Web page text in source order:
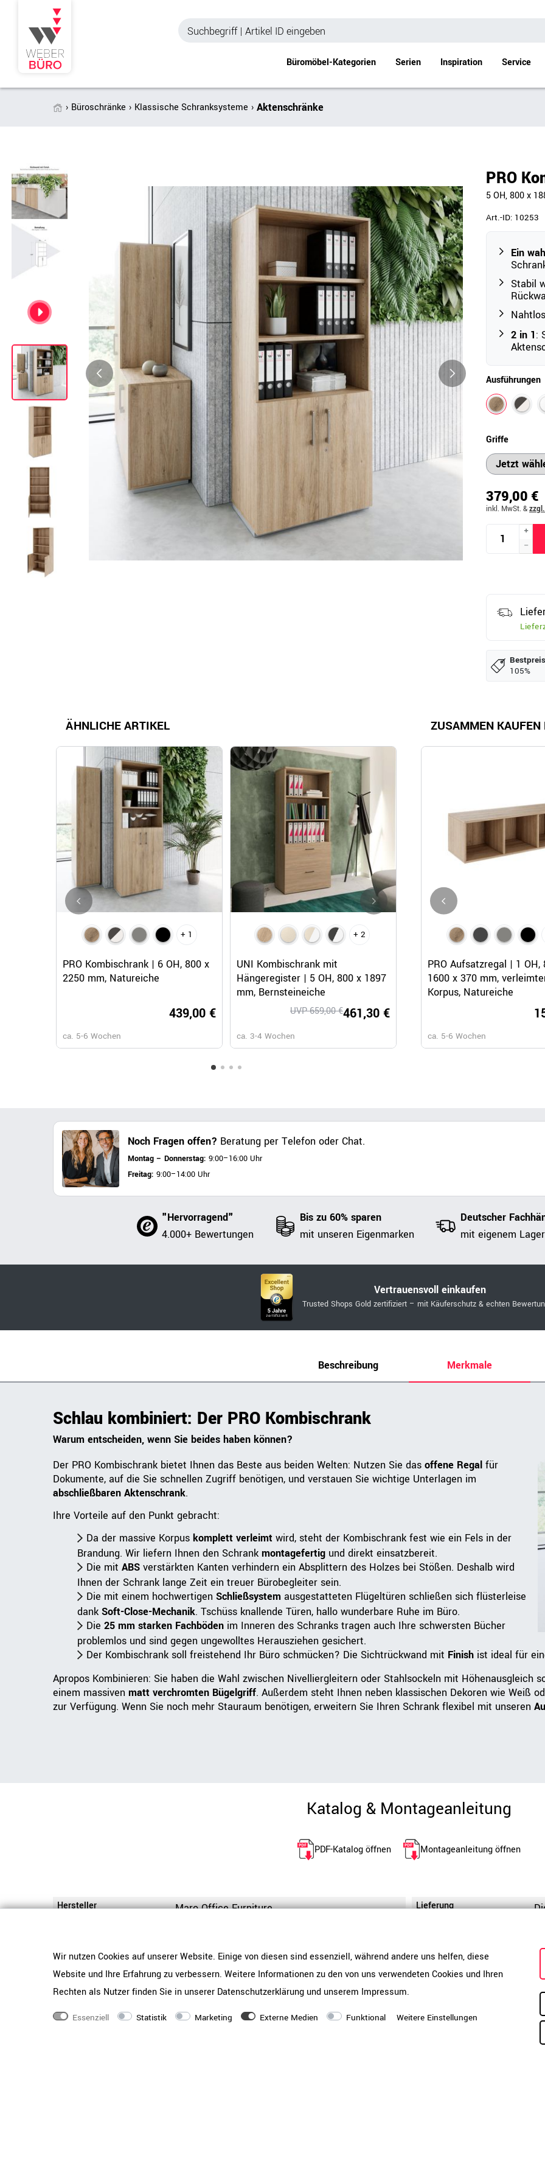
Büromöbel-Kategorien
Tischtrennwände
Akustik Deckensegel &
Wandpaneele
Regalschränke
Büro Schrankwände
Spinde
Garderoben
Zubehör
Stehtische
Besprechungstische
Tischgestelle
Schreibtischplatten
Anbautische & Zubehör
Standcontainer
Rollcontainer
Büromöbel-Sets
Einzelarbeitsplätze
Chefbüros
Gruppenarbeitsplätze
Outdoor
Ampelschirme
Abdeckhauben & Zubehör
Serien Inspiration Service
Büroschränke Klassische Schranksysteme Aktenschränke
PRO
5 OH, 800 x
Art.-ID: 10253
Ein
Stabil
2 in 1:
Ausführungen
Griffe
379,00 €
inkl. MwSt. &
105%
ÄHNLICHE ARTIKEL
+ 1
PRO Kombischrank | 6 OH, 800 x
2250 mm, Natureiche
439,00 €
ca. 5-6 Wochen
+ 2
UNI Kombischrank mit
Hängeregister | 5 OH, 800 x 1897
mm, Bernsteineiche
461,30 €
UVP 659,00 €
ca. 3-4 Wochen
+ 1
PRO Kombischrank | 4 OH,
1510 mm, Natureiche
ca. 5-6 Wochen
ZUSAMMEN
PRO Aufsatzregal | 1 OH,
1600 x 370 mm,
Korpus, Natureiche
ca. 5-6 Wochen
Noch Fragen offen? Beratung per Telefon oder Chat.
Montag – Donnerstag: 9:00–16:00 Uhr
Freitag: 9:00–14:00 Uhr
"Hervorragend"
4.000+ Bewertungen
Bis zu 60% sparen
mit unseren Eigenmarken
Deutscher
mit eigenem Lager
Vertrauensvoll einkaufen
Trusted Shops Gold zertifiziert – mit Käuferschutz & echten
Beschreibung Merkmale
Schlau kombiniert: Der PRO Kombischrank
Warum entscheiden, wenn Sie beides haben können?
Der PRO Kombischrank bietet Ihnen das Beste aus beiden Welten: Nutzen Sie das offene Regal für
Dokumente, auf die Sie schnellen Zugriff benötigen, und verstauen Sie wichtige Unterlagen im
abschließbaren Aktenschrank.
Ihre Vorteile auf den Punkt gebracht:
Da der massive Korpuskomplett verleimt wird, steht der Kombischrank fest wie ein Fels in der
Brandung. Wir liefern Ihnen den Schrank montagefertig und direkt einsatzbereit.
Die mitABS verstärkten Kanten verhindern ein Absplittern des Holzes bei Stößen. Deshalb wird
Ihnen der Schrank lange Zeit ein treuer Bürobegleiter sein.
Die mit einem hochwertigenSchließsystem ausgestatteten Flügeltüren schließen sich flüsterleise
dank Soft-Close-Mechanik. Tschüss knallende Türen, hallo wunderbare Ruhe im Büro.
Die25 mm starken Fachböden im Inneren des Schranks tragen auch Ihre schwersten Bücher
problemlos und sind gegen ungewolltes Herausziehen gesichert.
Der Kombischrank soll freistehend Ihr Büro schmücken? Die Sichtrückwand mit Finish ist ideal für
Apropos Kombinieren: Sie haben die Wahl zwischen Nivelliergleitern oder Stahlsockeln mit Höhenausgleich
einem massiven matt verchromten Bügelgriff. Außerdem steht Ihnen neben klassischen Dekoren wie Weiß
zur Verfügung. Wenn Sie noch mehr Stauraum benötigen, erweitern Sie Ihren Schrank flexibel mit unseren
Katalog & Montageanleitung
PDF-Katalog öffnen Montageanleitung öffnen
Hersteller Maro Office Furniture
Serie PRO
Front-Farbe Natureiche
Korpus-Farbe Natureiche
Griff-Farbe Aluminium-Dreholive | Bügelgriff matt verchromt
Lieferung
Montagezustand
Wir nutzen Cookies auf unserer Website. Einige von diesen sind essenziell, während andere uns helfen, diese
Website und Ihre Erfahrung zu verbessern. Weitere Informationen zu den von uns verwendeten Cookies und Ihren
Rechten als Nutzer finden Sie in unserer Daten­schutz­erklärung und unserem Impressum.
Essenziell Statistik Marketing Externe Medien Funktional Weitere Einstellungen